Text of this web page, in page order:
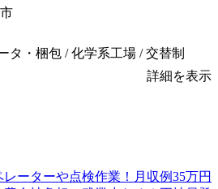
タ・梱包 / 化学系工場 / 交替制
詳細を表示